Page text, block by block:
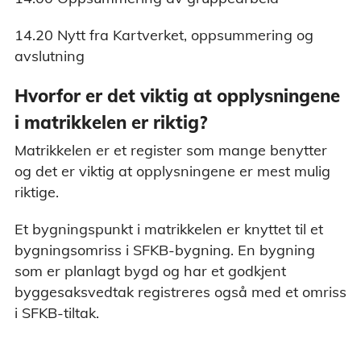
14.20 Nytt fra Kartverket, oppsummering og
avslutning
Hvorfor er det viktig at opplysningene
i matrikkelen er riktig?
Matrikkelen er et register som mange benytter
og det er viktig at opplysningene er mest mulig
riktige.
Et bygningspunkt i matrikkelen er knyttet til et
bygningsomriss i SFKB-bygning. En bygning
som er planlagt bygd og har et godkjent
byggesaksvedtak registreres også med et omriss
i SFKB-tiltak.